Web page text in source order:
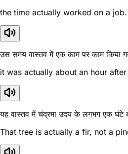
the time actually worked on a job.
उस समय वास्तव में एक काम पर काम किया
it was actually about an hour
यह वास्तव में चंद्रमा उदय के लगभग एक घंटे
That tree is actually a fir, not a